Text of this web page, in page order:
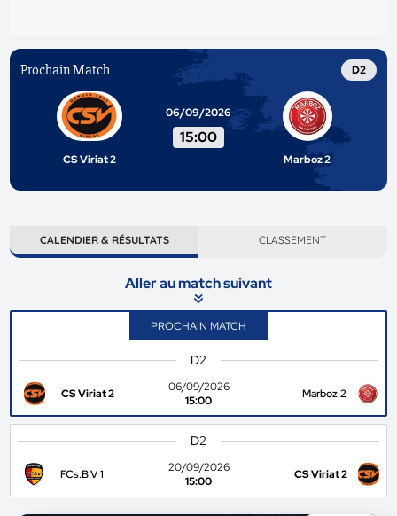
Prochain Match D2
CS Viriat 2
06/09/2026
15:00
Marboz 2
CALENDIER & RÉSULTATS CLASSEMENT
Aller au match suivant
PROCHAIN MATCH
D2
CS Viriat 2
06/09/2026
15:00
Marboz 2
D2
FCs.B.V 1
20/09/2026
15:00
CS Viriat 2